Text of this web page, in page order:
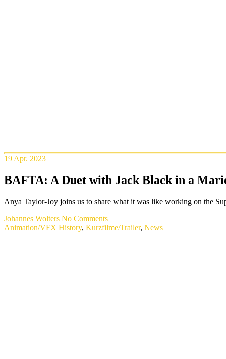
19Apr. 2023
BAFTA: A Duet with Jack Black in a
Anya Taylor-Joy joins us to share what it was like working on the
Johannes Wolters No Comments
Animation/VFX History, Kurzfilme/Trailer, News